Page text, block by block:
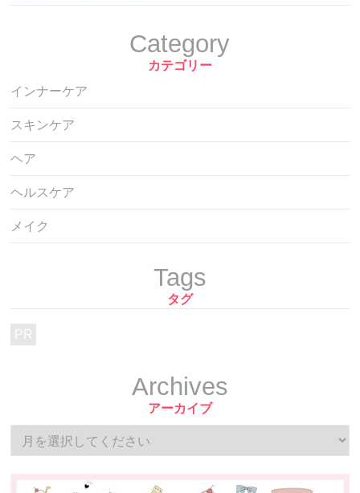
Category
カテゴリー
インナーケア
スキンケア
ヘア
ヘルスケア
メイク
Tags
タグ
PR
Archives
アーカイブ